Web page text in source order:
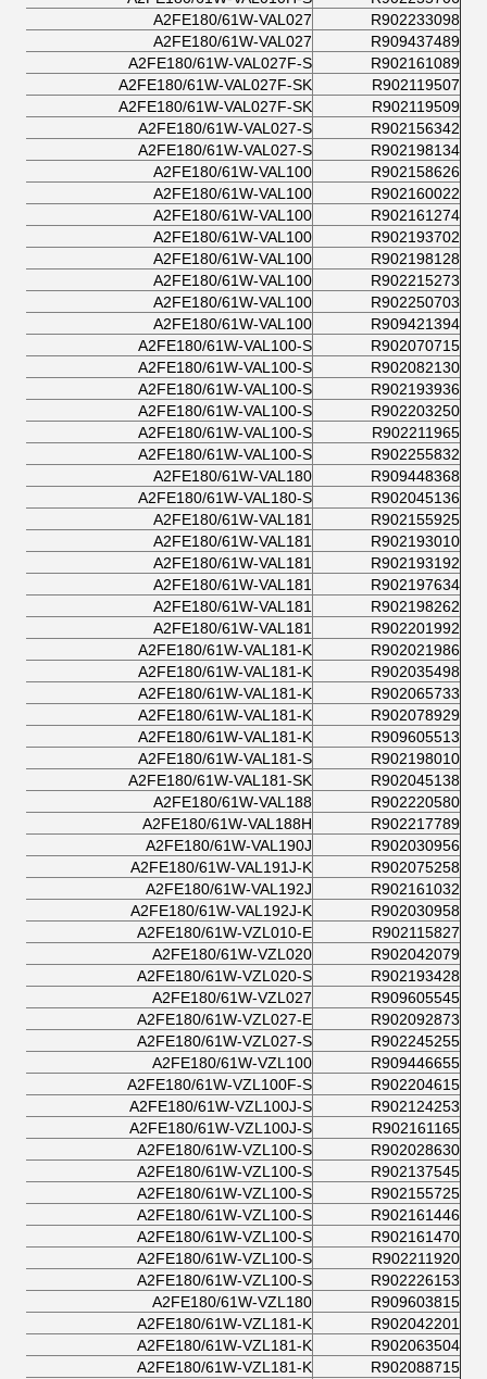
R902233098
A2FE180/61W-VAL027
R909437489
A2FE180/61W-VAL027
R902161089
A2FE180/61W-VAL027F-S
R902119507
A2FE180/61W-VAL027F-SK
R902119509
A2FE180/61W-VAL027F-SK
R902156342
A2FE180/61W-VAL027-S
R902198134
A2FE180/61W-VAL027-S
R902158626
A2FE180/61W-VAL100
R902160022
A2FE180/61W-VAL100
R902161274
A2FE180/61W-VAL100
R902193702
A2FE180/61W-VAL100
R902198128
A2FE180/61W-VAL100
R902215273
A2FE180/61W-VAL100
R902250703
A2FE180/61W-VAL100
R909421394
A2FE180/61W-VAL100
R902070715
A2FE180/61W-VAL100-S
R902082130
A2FE180/61W-VAL100-S
R902193936
A2FE180/61W-VAL100-S
R902203250
A2FE180/61W-VAL100-S
R902211965
A2FE180/61W-VAL100-S
R902255832
A2FE180/61W-VAL100-S
R909448368
A2FE180/61W-VAL180
R902045136
A2FE180/61W-VAL180-S
R902155925
A2FE180/61W-VAL181
R902193010
A2FE180/61W-VAL181
R902193192
A2FE180/61W-VAL181
R902197634
A2FE180/61W-VAL181
R902198262
A2FE180/61W-VAL181
R902201992
A2FE180/61W-VAL181
R902021986
A2FE180/61W-VAL181-K
R902035498
A2FE180/61W-VAL181-K
R902065733
A2FE180/61W-VAL181-K
R902078929
A2FE180/61W-VAL181-K
R909605513
A2FE180/61W-VAL181-K
R902198010
A2FE180/61W-VAL181-S
R902045138
A2FE180/61W-VAL181-SK
R902220580
A2FE180/61W-VAL188
R902217789
A2FE180/61W-VAL188H
R902030956
A2FE180/61W-VAL190J
R902075258
A2FE180/61W-VAL191J-K
R902161032
A2FE180/61W-VAL192J
R902030958
A2FE180/61W-VAL192J-K
R902115827
A2FE180/61W-VZL010-E
R902042079
A2FE180/61W-VZL020
R902193428
A2FE180/61W-VZL020-S
R909605545
A2FE180/61W-VZL027
R902092873
A2FE180/61W-VZL027-E
R902245255
A2FE180/61W-VZL027-S
R909446655
A2FE180/61W-VZL100
R902204615
A2FE180/61W-VZL100F-S
R902124253
A2FE180/61W-VZL100J-S
R902161165
A2FE180/61W-VZL100J-S
R902028630
A2FE180/61W-VZL100-S
R902137545
A2FE180/61W-VZL100-S
R902155725
A2FE180/61W-VZL100-S
R902161446
A2FE180/61W-VZL100-S
R902161470
A2FE180/61W-VZL100-S
R902211920
A2FE180/61W-VZL100-S
R902226153
A2FE180/61W-VZL100-S
R909603815
A2FE180/61W-VZL180
R902042201
A2FE180/61W-VZL181-K
R902063504
A2FE180/61W-VZL181-K
R902088715
A2FE180/61W-VZL181-K